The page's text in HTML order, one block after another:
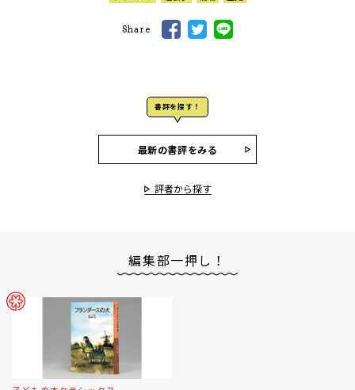
Share
書評を探す！
最新の書評をみる
評者から探す
編集部一押し！